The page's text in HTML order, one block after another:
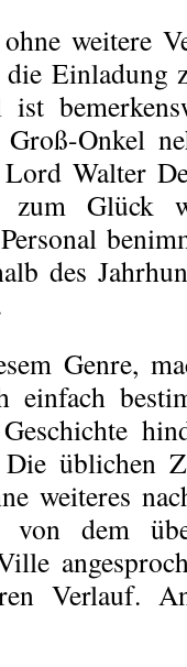
weitere
Einladung
Onkel
Lord Walter
Glück
des
Genre,
üblichen
weiteres
dem
Verlauf.